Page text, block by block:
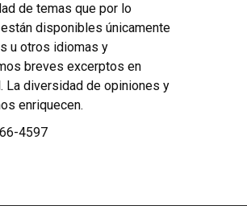
de temas que por lo
disponibles únicamente
u otros idiomas y
breves excerptos en
La diversidad de opiniones y
enriquecen.
4597